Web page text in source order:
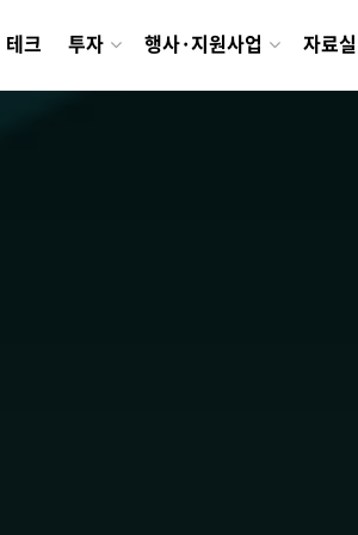
테크 투자 행사·지원사업 자료실